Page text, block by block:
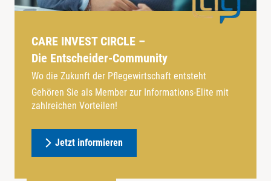
CARE INVEST CIRCLE –
Die Entscheider-Community
Wo die Zukunft der Pflegewirtschaft entsteht
Gehören Sie als Member zur Informations-Elite mit
zahlreichen Vorteilen!
Jetzt informieren